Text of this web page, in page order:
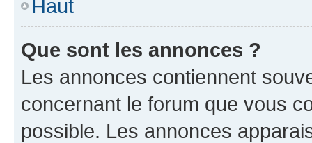
Haut
Que sont les annonces ?
Les annonces contiennent
concernant le forum que vous
possible. Les annonces